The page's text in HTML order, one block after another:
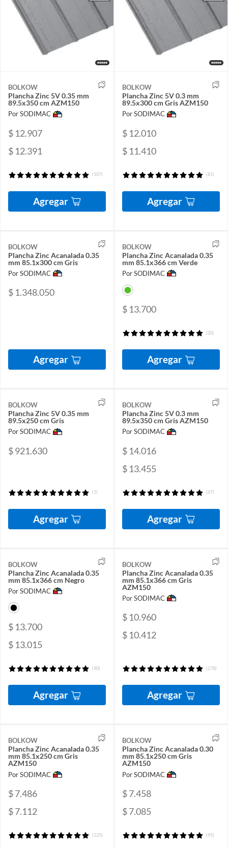
BOLKOW
Plancha Zinc 5V 0.35 mm
89.5x350 cm AZM150
Por SODIMAC
$ 12.907
$ 12.391
(107)
Agregar
BOLKOW
Plancha Zinc 5V 0.3 mm
89.5x300 cm Gris AZM150
Por SODIMAC
$ 12.010
$ 11.410
(81)
Agregar
BOLKOW
Plancha Zinc Acanalada 0.35
mm 85.1x300 cm Gris
Por SODIMAC
$ 1.348.050
Agregar
BOLKOW
Plancha Zinc Acanalada 0.35
mm 85.1x366 cm Verde
Por SODIMAC
$ 13.700
(20)
Agregar
BOLKOW
Plancha Zinc 5V 0.35 mm
89.5x250 cm Gris
Por SODIMAC
$ 921.630
(1)
Agregar
BOLKOW
Plancha Zinc 5V 0.3 mm
89.5x350 cm Gris AZM150
Por SODIMAC
$ 14.016
$ 13.455
(67)
Agregar
BOLKOW
Plancha Zinc Acanalada 0.35
mm 85.1x366 cm Negro
Por SODIMAC
$ 13.700
$ 13.015
(90)
Agregar
BOLKOW
Plancha Zinc Acanalada 0.35
mm 85.1x366 cm Gris
AZM150
Por SODIMAC
$ 10.960
$ 10.412
(278)
Agregar
BOLKOW
Plancha Zinc Acanalada 0.35
mm 85.1x250 cm Gris
AZM150
Por SODIMAC
$ 7.486
$ 7.112
(125)
BOLKOW
Plancha Zinc Acanalada 0.30
mm 85.1x250 cm Gris
AZM150
Por SODIMAC
$ 7.458
$ 7.085
(95)